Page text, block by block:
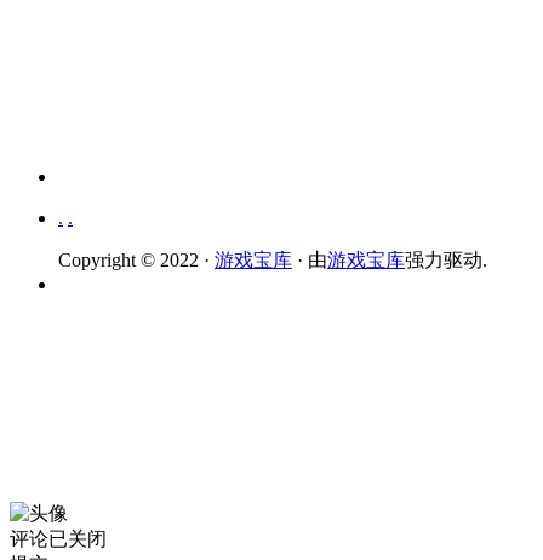
. .
Copyright © 2022 · 游戏宝库 · 由游戏宝库强力驱动.
评论已关闭